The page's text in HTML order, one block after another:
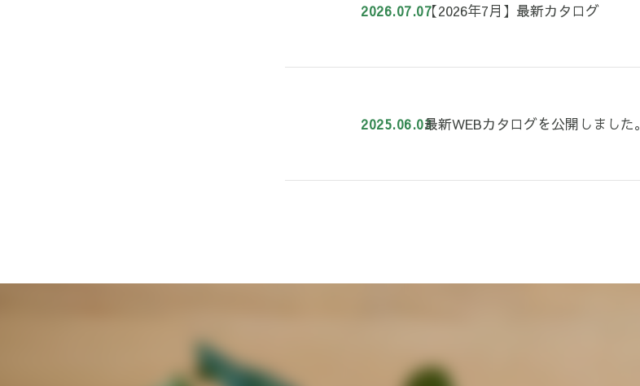
2026.07.07【2026年7月】最新カタログ
2025.06.03最新WEBカタログを公開しました。